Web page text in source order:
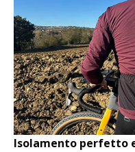
Isolamento perfetto